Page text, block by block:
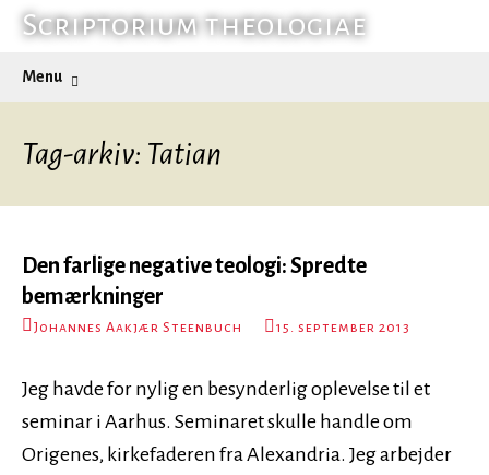
Hop
indhold
Scriptorium theologiae
Menu
efter:
Tag-arkiv: Tatian
Den farlige negative teologi: Spredte
bemærkninger
Johannes Aakjær Steenbuch 15. september 2013
Jeg havde for nylig en besynderlig oplevelse til et
seminar i Aarhus. Seminaret skulle handle om
Origenes, kirkefaderen fra Alexandria. Jeg arbejder